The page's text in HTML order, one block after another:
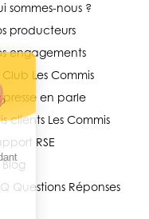
sommes-nous ?
producteurs
engagements
Club Les Commis
presse en parle
clients Les Commis
RSE
Blog
Questions Réponses